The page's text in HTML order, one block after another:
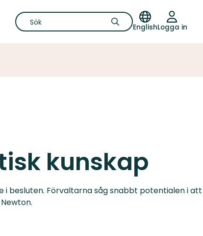
EnglishLogga in
kunskap
besluten. Förvaltarna såg snabbt potentialen i att